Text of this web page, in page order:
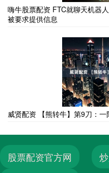
嗨牛股票配资 FTC就聊天机器
被要求提供信息
威贤配资 【熊转牛】第9刀：一
股票配资官方网